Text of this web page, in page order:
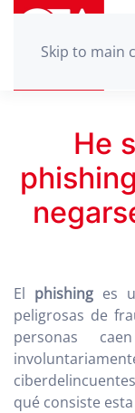
Skip to main
He
El phishing es
peligrosas de
personas
qué consiste